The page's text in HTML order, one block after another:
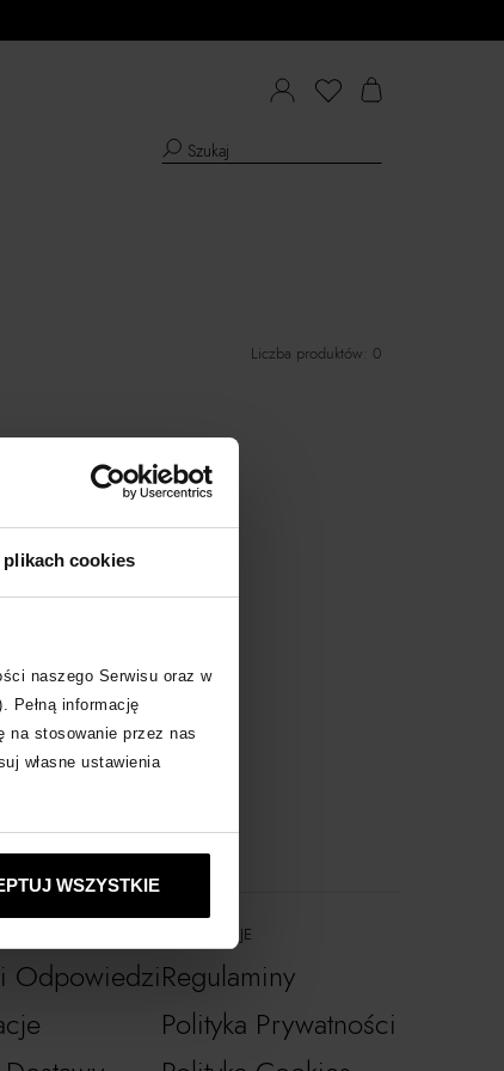
plikach cookies
naszego Serwisu oraz w
Pełną informację
na stosowanie przez nas
własne ustawienia
WSZYSTKIE
Liczba produktów: 0
Odpowiedzi
INFORMACJE
Regulaminy
Polityka Prywatności